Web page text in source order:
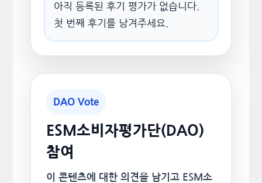
아직 등록된 후기 평가가 없습니다.
첫 번째 후기를 남겨주세요.
DAO Vote
ESM소비자평가단(DAO)
참여
이 콘텐츠에 대한 의견을 남기고 ESM소